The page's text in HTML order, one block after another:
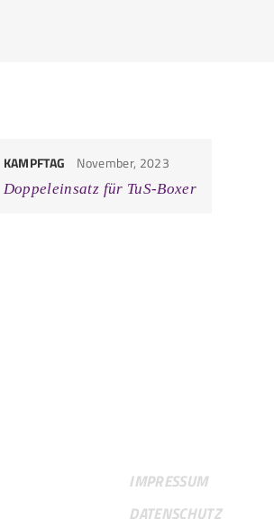
KAMPFTAG November, 2023
Doppeleinsatz für TuS-Boxer
IMPRESSUM
DATENSCHUTZ